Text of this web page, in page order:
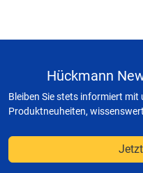
Hückmann
Bleiben Sie stets informiert
Produktneuheiten,